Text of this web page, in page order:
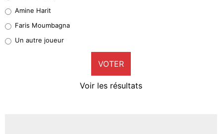
1%
9%
Amine Harit
Faris Moumbagna
Un autre joueur
VOTER
Voir les résultats